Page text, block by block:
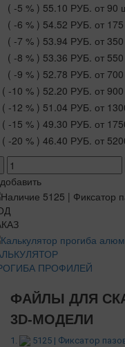
( -5 % ) 55.10 РУБ. от 90
( -6 % ) 54.52 РУБ. от
( -7 % ) 53.94 РУБ. от
( -8 % ) 53.36 РУБ. от
( -9 % ) 52.78 РУБ. от
( -10 % ) 52.20 РУБ. от
( -12 % ) 51.04 РУБ. от
( -15 % ) 49.30 РУБ. от
( -20 % ) 46.40 РУБ. от
добавить
ПРОФИЛЕЙ
ФАЙЛЫ ДЛЯ
3D-МОДЕЛИ
1.
5125 | Фиксатор